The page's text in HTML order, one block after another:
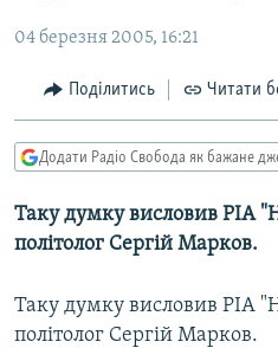
Перейти
пошуку
СУСПІЛЬСТВО
КУЛЬТУРА
СПОРТ
СВІТ
ДОНБАС.РЕАЛІЇ
КРИМ.РЕАЛІЇ
ТИ ЯК?
КИТАЙ.ВИКЛИКИ
ФОТО
СПЕЦПРОЄКТИ
04 березня 2005, 16:21
Поділитись Читати
Додати Радіо Свобода як бажане
Таку думку висловив РІА
політолог Сергій Марков.
Таку думку висловив РІА
політолог Сергій Марков.